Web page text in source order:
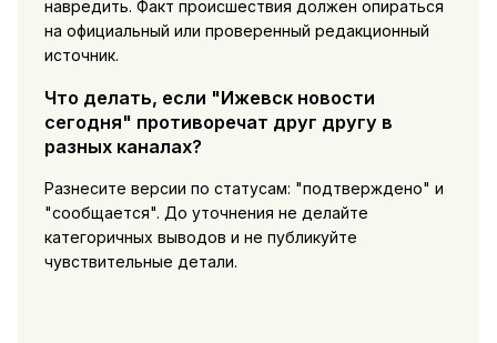
навредить. Факт происшествия должен опираться
на официальный или проверенный редакционный
источник.
Что делать, если "Ижевск новости
сегодня" противоречат друг другу в
разных каналах?
Разнесите версии по статусам: "подтверждено" и
"сообщается". До уточнения не делайте
категоричных выводов и не публикуйте
чувствительные детали.